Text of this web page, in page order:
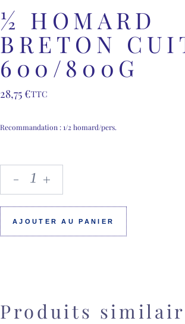
½ HOMARD
BRETON
600/800G
28,75€TTC
Recommandation : 1/2 homard/pers.
AJOUTER AU PANIER
Produits